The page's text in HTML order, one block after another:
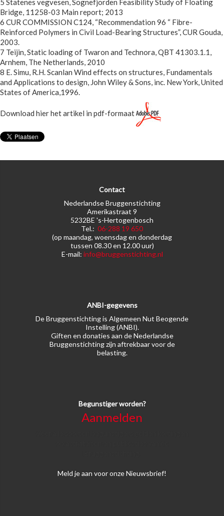
5 Statenes vegvesen, Sognefjorden Feasibility Study of Floating
Bridge, 11258-03 Main report; 2013
6 CUR COMMISSION C124, “Recommendation 96 “ Fibre-
Reinforced Polymers in Civil Load-Bearing Structures”, CUR Gouda,
2003.
7 Teijin, Static loading of Twaron and Technora, QBT 41303.1.1,
Arnhem, The Netherlands, 2010
8 E. Simu, R.H. Scanlan Wind effects on structures, Fundamentals
and Applications to design, John Wiley & Sons, inc. New York, United
States of America,1996.
Download hier het artikel in pdf-formaat
Contact
Nederlandse Bruggenstichting
Amerikastraat 9
5232BE 's-Hertogenbosch
Tel.: 06-288 19 650
(op maandag, woensdag en donderdag
tussen 08.30 en 12.00 uur)
E-mail: info@bruggenstichting.nl
ANBI-gegevens
De Bruggenstichting is Algemeen Nut Beogende
Instelling (ANBI).
Giften en donaties aan de Nederlandse
Bruggenstichting zijn aftrekbaar voor de
belasting.
Begunstiger worden?
Aanmelden
Meld je aan voor onze Nieuwsbrief!